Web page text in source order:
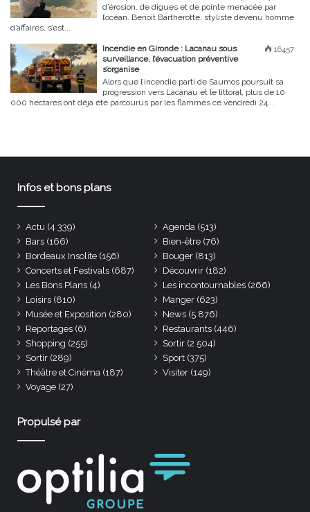
d’érosion, de digues et de pointe menacée par
l’océan. Benoît Bartherotte, styliste devenu homme
d’affaires, s’est...
16457
Incendie en Gironde : Lacanau sous
surveillance, l’évacuation préventive
s’organise
Alors que l’incendie parti de Saumos poursuit sa
progression vers Lacanau et le littoral, plus de 10
000 hectares ont déjà été parcourus par les flammes ce vendredi 24...
Infos et bons plans
Actu (4 339) Agenda (513)
Bars (166) Bien-être (76)
Bordeaux Insolite (156) Bouger (813)
Concerts et Festivals (687) Découvrir (182)
Les Bons Plans (4) Les incontournables (266)
Loisirs (810) Manger (623)
Musée et Exposition (280) News (5 876)
Reportages (6) Restaurants (446)
Shopping (255) Sortir (2 504)
Sortir (289) Sport (375)
Théâtre et Cinéma (187) Visiter (149)
Voyage (27)
Propulsé par